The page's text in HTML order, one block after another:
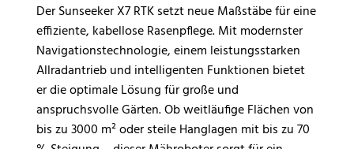
Der Sunseeker X7 RTK setzt neue Maßstäbe für eine
effiziente, kabellose Rasenpflege. Mit modernster
Navigationstechnologie, einem leistungsstarken
Allradantrieb und intelligenten Funktionen bietet
er die optimale Lösung für große und
anspruchsvolle Gärten. Ob weitläufige Flächen von
bis zu 3000 m² oder steile Hanglagen mit bis zu 70